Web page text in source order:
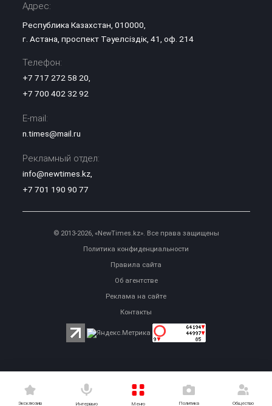
Эксклюзив Интервью Меню Политика Общество
Адрес:
Республика Казахстан, 010000,
г. Астана, проспект Тәуелсіздік, 41, оф. 214
Телефон:
+7 717 272 58 20
+7 700 402 32 92
E-mail:
n.times@mail.ru
Рекламный отдел:
info@newtimes.kz,
+7 701 190 90 77
© 2013-2026, «NewTimes.kz». Все права защищены
Политика конфиденциальности
Правила сайта
Об агентстве
Реклама на сайте
Контакты